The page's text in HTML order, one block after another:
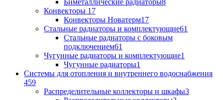
Биметаллические радиаторы8
Конвекторы 17
Конвекторы Новатерм17
Стальные радиаторы и комплектующие61
Стальные радиаторы с боковым
подключением61
Чугунные радиаторы и комплектующие1
Чугунные радиаторы1
Системы для отопления и внутреннего водоснабжения
459
Распределительные коллекторы и шкафы3